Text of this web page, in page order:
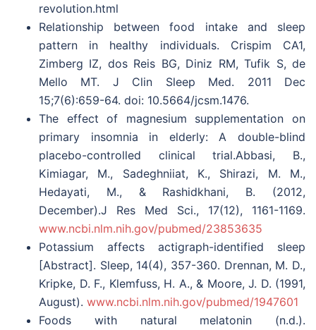
revolution.html
Relationship between food intake and sleep
pattern in healthy individuals. Crispim CA1,
Zimberg IZ, dos Reis BG, Diniz RM, Tufik S, de
Mello MT. J Clin Sleep Med. 2011 Dec
15;7(6):659-64. doi: 10.5664/jcsm.1476.
The effect of magnesium supplementation on
primary insomnia in elderly: A double-blind
placebo-controlled clinical trial.Abbasi, B.,
Kimiagar, M., Sadeghniiat, K., Shirazi, M. M.,
Hedayati, M., & Rashidkhani, B. (2012,
December).J Res Med Sci., 17(12), 1161-1169.
www.ncbi.nlm.nih.gov/pubmed/23853635
Potassium affects actigraph-identified sleep
[Abstract]. Sleep, 14(4), 357-360. Drennan, M. D.,
Kripke, D. F., Klemfuss, H. A., & Moore, J. D. (1991,
August). www.ncbi.nlm.nih.gov/pubmed/1947601
Foods with natural melatonin (n.d.).